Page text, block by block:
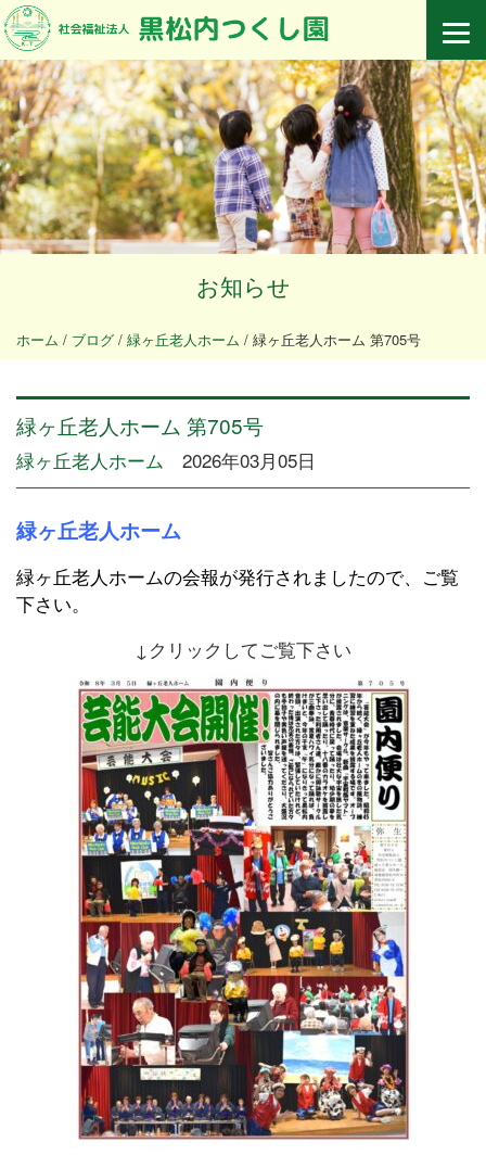
お知らせ
ホーム / ブログ / 緑ヶ丘老人ホーム / 緑ヶ丘老人ホーム 第705号
緑ヶ丘老人ホーム 第705号
緑ヶ丘老人ホーム 2026年03月05日
緑ヶ丘老人ホーム
緑ヶ丘老人ホームの会報が発行されましたので、ご覧
下さい。
↓クリックしてご覧下さい